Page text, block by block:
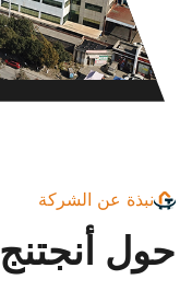
نبذة عن الشركة
حول أنجتنج